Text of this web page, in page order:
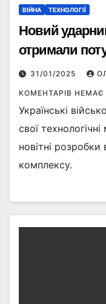
ВІЙНА ТЕХНОЛОГІЇ
Новий
отримали
31/01/2025
КОМЕНТАРІВ НЕМАЄ
Українські
свої
новітні
комплексу.